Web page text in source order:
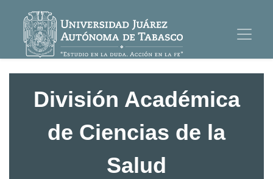
División Académica
de Ciencias de la
Salud